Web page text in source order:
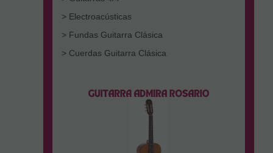
> Electroacústicas
> Fundas Guitarra Clásica
> Cuerdas Guitarra Clásica